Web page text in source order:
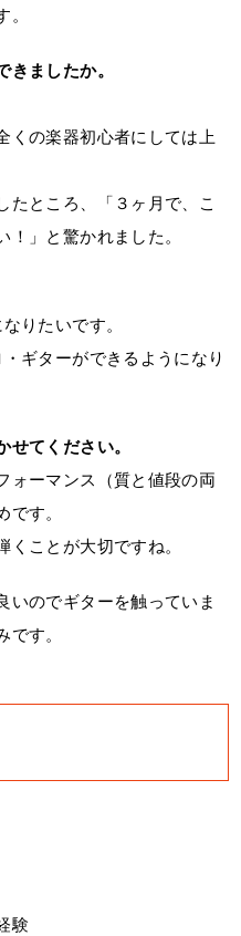
ましたか。
くの楽器初心者にしては上
たところ、「３ヶ月で、こ
」と驚かれました。
りたいです。
ギターができるようになり
てください。
ォーマンス（質と値段の両
す。
ことが大切ですね。
いのでギターを触っていま
す。
験